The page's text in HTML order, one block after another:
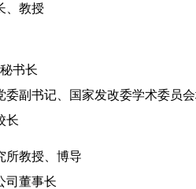
、教授
书长
委副书记、国家发改委学术委员
长
所教授、博导
司董事长